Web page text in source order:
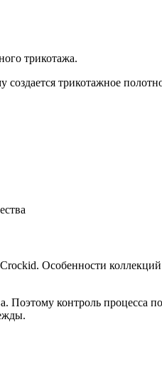
трикотажа.
трикотажное
Особенности
Поэтому контроль процесса